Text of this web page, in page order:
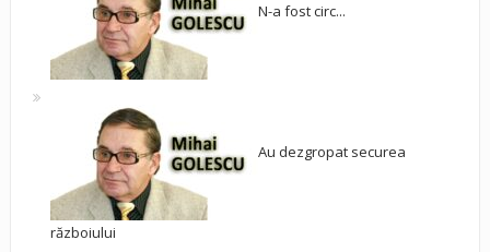
N-a fost circ...
Au dezgropat securea
războiului